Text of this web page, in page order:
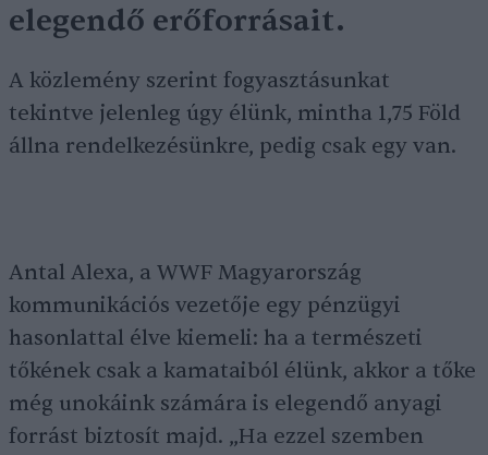
elegendő erőforrásait.
A közlemény szerint fogyasztásunkat
tekintve jelenleg úgy élünk, mintha 1,75 Föld
állna rendelkezésünkre, pedig csak egy van.
Antal Alexa, a WWF Magyarország
kommunikációs vezetője egy pénzügyi
hasonlattal élve kiemeli: ha a természeti
tőkének csak a kamataiból élünk, akkor a tőke
még unokáink számára is elegendő anyagi
forrást biztosít majd. „Ha ezzel szemben